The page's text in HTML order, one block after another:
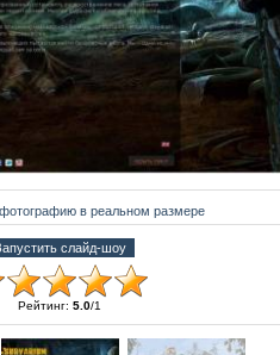
в реальном размере
Рейтинг: 5.0/1